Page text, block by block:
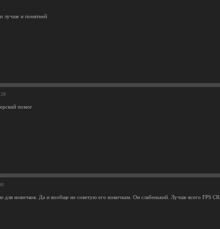
лучше и понятней
помог
для новичков. Да и вообще не советую его новичкам. Он слабенький. Лучше всего FPS